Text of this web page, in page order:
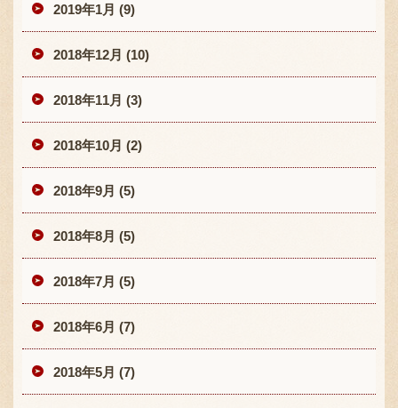
2019年1月 (9)
2018年12月 (10)
2018年11月 (3)
2018年10月 (2)
2018年9月 (5)
2018年8月 (5)
2018年7月 (5)
2018年6月 (7)
2018年5月 (7)